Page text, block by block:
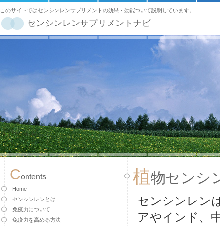
このサイトではセンシンレンサプリメントの効果・効能ついて説明しています。
センシンレンサプリメントナビ
植物センシ
センシンレン
アやインド、
Contents
Home
センシンレンとは
免疫力について
免疫力を高める方法